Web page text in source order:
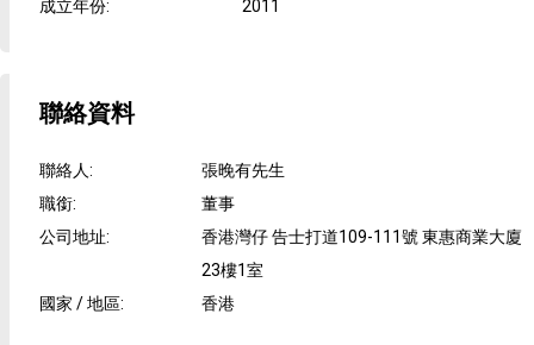
成立年份: 2011
聯絡資料
聯絡人:
張晚有先生
職銜:
董事
公司地址:
香港灣仔 告士打道109-111號 東惠商業大廈
23樓1室
國家 / 地區: 香港